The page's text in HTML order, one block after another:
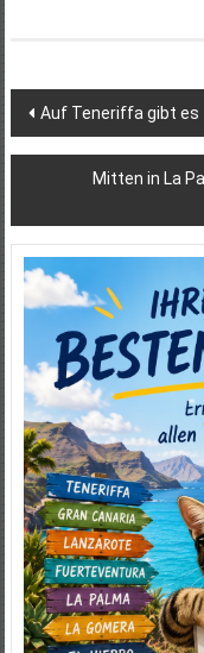
Auf Teneriffa gibt es
Mitten in La